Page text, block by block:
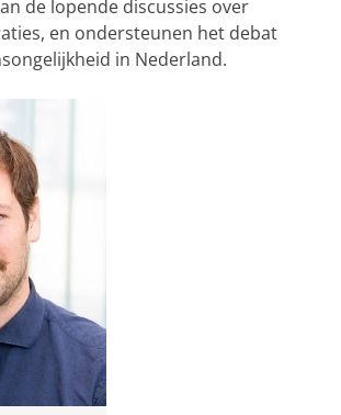
de lopende discussies over
en ondersteunen het debat
in Nederland.